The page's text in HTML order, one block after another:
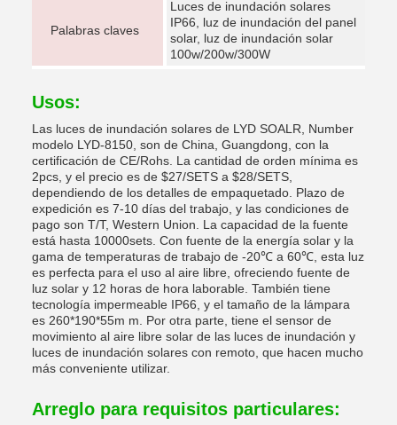
Palabras claves
Luces de inundación solares
IP66, luz de inundación del panel
solar, luz de inundación solar
100w/200w/300W
Usos:
Las luces de inundación solares de LYD SOALR, Number
modelo LYD-8150, son de China, Guangdong, con la
certificación de CE/Rohs. La cantidad de orden mínima es
2pcs, y el precio es de $27/SETS a $28/SETS,
dependiendo de los detalles de empaquetado. Plazo de
expedición es 7-10 días del trabajo, y las condiciones de
pago son T/T, Western Union. La capacidad de la fuente
está hasta 10000sets. Con fuente de la energía solar y la
gama de temperaturas de trabajo de -20℃ a 60℃, esta luz
es perfecta para el uso al aire libre, ofreciendo fuente de
luz solar y 12 horas de hora laborable. También tiene
tecnología impermeable IP66, y el tamaño de la lámpara
es 260*190*55m m. Por otra parte, tiene el sensor de
movimiento al aire libre solar de las luces de inundación y
luces de inundación solares con remoto, que hacen mucho
más conveniente utilizar.
Arreglo para requisitos particulares: